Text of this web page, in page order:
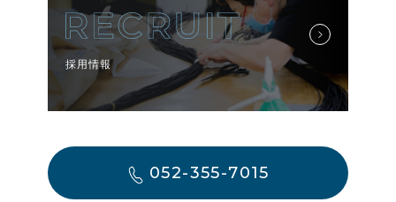
採用情報
052-355-7015